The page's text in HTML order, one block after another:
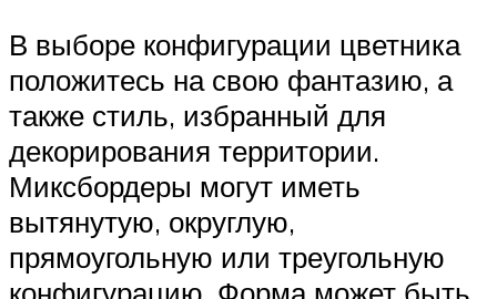
В выборе конфигурации цветника
положитесь на свою фантазию, а
также стиль, избранный для
декорирования территории.
Миксбордеры могут иметь
вытянутую, округлую,
прямоугольную или треугольную